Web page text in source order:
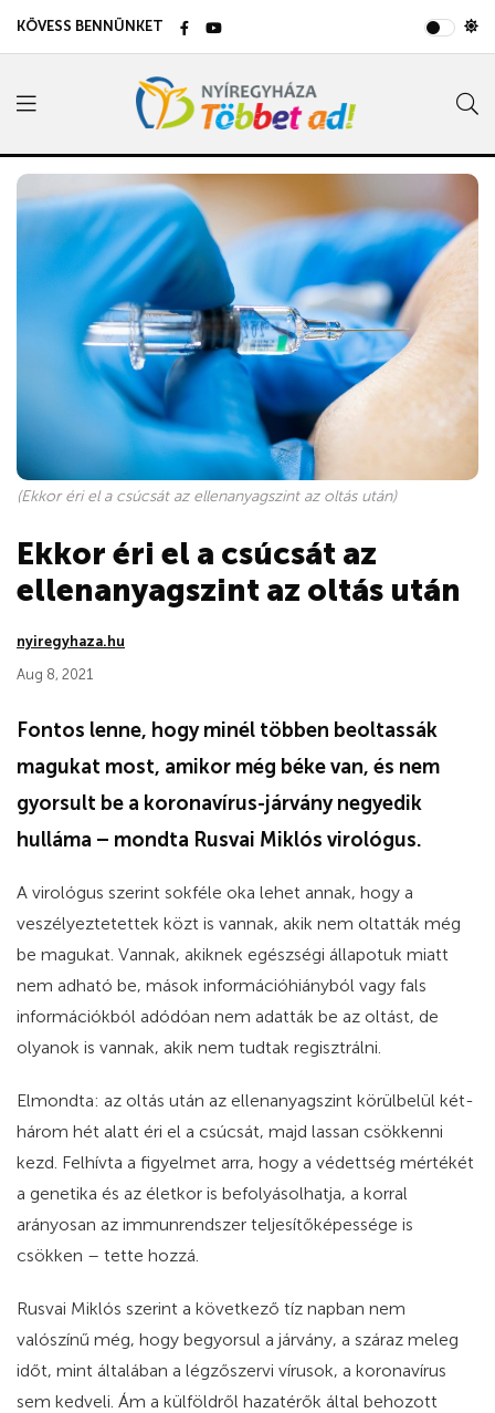
KÖVESS BENNÜNKET
(Ekkor éri el a csúcsát az ellenanyagszint az oltás után)
Ekkor éri el a csúcsát az
ellenanyagszint az oltás után
nyiregyhaza.hu
Aug 8, 2021
Fontos lenne, hogy minél többen beoltassák
magukat most, amikor még béke van, és nem
gyorsult be a koronavírus-járvány negyedik
hulláma – mondta Rusvai Miklós virológus.
A virológus szerint sokféle oka lehet annak, hogy a
veszélyeztetettek közt is vannak, akik nem oltatták még
be magukat. Vannak, akiknek egészségi állapotuk miatt
nem adható be, mások információhiányból vagy fals
információkból adódóan nem adatták be az oltást, de
olyanok is vannak, akik nem tudtak regisztrálni.
Elmondta: az oltás után az ellenanyagszint körülbelül két-
három hét alatt éri el a csúcsát, majd lassan csökkenni
kezd. Felhívta a figyelmet arra, hogy a védettség mértékét
a genetika és az életkor is befolyásolhatja, a korral
arányosan az immunrendszer teljesítőképessége is
csökken – tette hozzá.
Rusvai Miklós szerint a következő tíz napban nem
valószínű még, hogy begyorsul a járvány, a száraz meleg
időt, mint általában a légzőszervi vírusok, a koronavírus
sem kedveli. Ám a külföldről hazatérők által behozott